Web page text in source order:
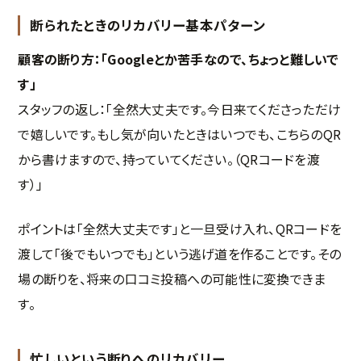
断られたときのリカバリー基本パターン
顧客の断り方：「Googleとか苦手なので、ちょっと難しいで
す」
スタッフの返し：「全然大丈夫です。今日来てくださっただけ
で嬉しいです。もし気が向いたときはいつでも、こちらのQR
から書けますので、持っていてください。（QRコードを渡
す）」
ポイントは「全然大丈夫です」と一旦受け入れ、QRコードを
渡して「後でもいつでも」という逃げ道を作ることです。その
場の断りを、将来の口コミ投稿への可能性に変換できま
す。